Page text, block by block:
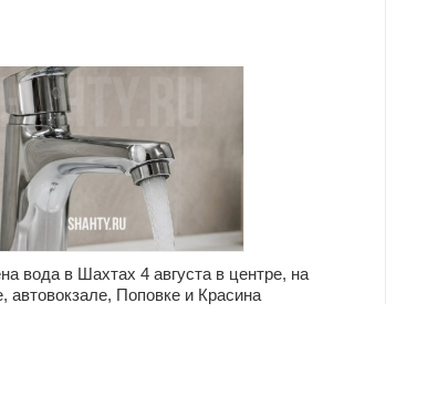
вода в Шахтах 4 августа в центре, на
автовокзале, Поповке и Красина